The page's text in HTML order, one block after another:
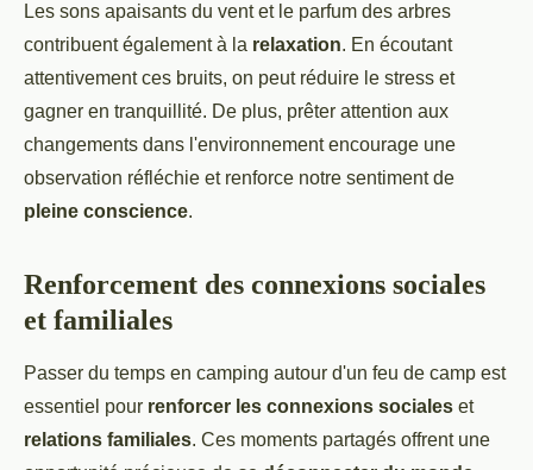
Les sons apaisants du vent et le parfum des arbres
contribuent également à la relaxation. En écoutant
attentivement ces bruits, on peut réduire le stress et
gagner en tranquillité. De plus, prêter attention aux
changements dans l'environnement encourage une
observation réfléchie et renforce notre sentiment de
pleine conscience.
Renforcement des connexions sociales
et familiales
Passer du temps en camping autour d'un feu de camp est
essentiel pour renforcer les connexions sociales et
relations familiales. Ces moments partagés offrent une